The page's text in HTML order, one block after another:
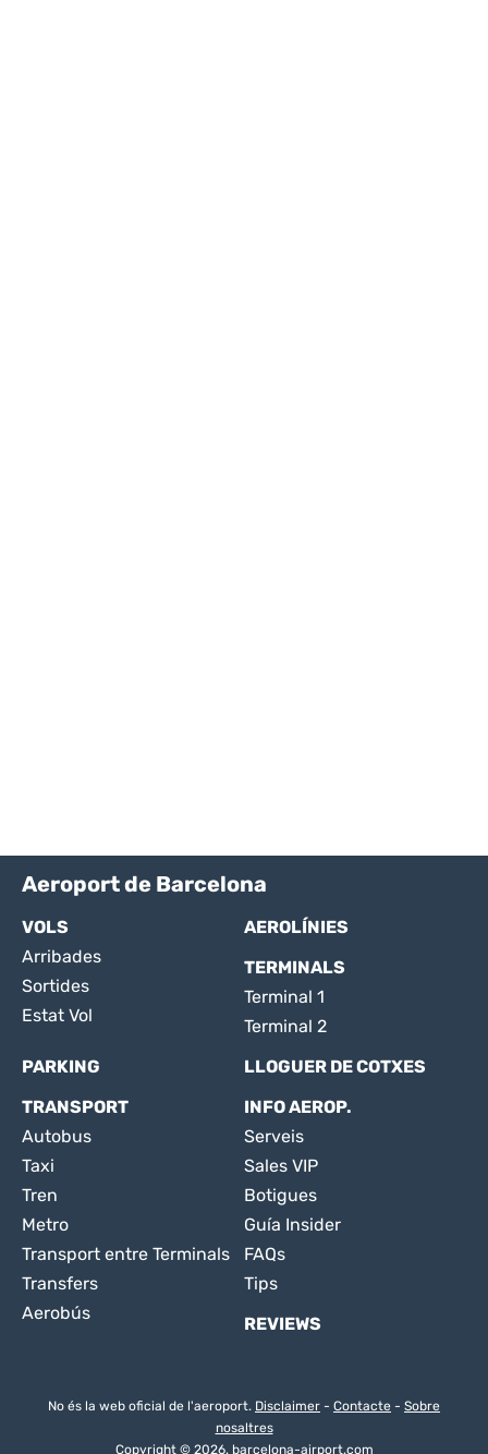
Aeroport de Barcelona
VOLS
Arribades
Sortides
Estat Vol
AEROLÍNIES
TERMINALS
Terminal 1
Terminal 2
PARKING
LLOGUER DE COTXES
TRANSPORT
Autobus
Taxi
Tren
Metro
Transport entre Terminals
Transfers
Aerobús
INFO AEROP.
Serveis
Sales VIP
Botigues
Guía Insider
FAQs
Tips
REVIEWS
No és la web oficial de l'aeroport. Disclaimer - Contacte - Sobre
nosaltres
Copyright © 2026. barcelona-airport.com